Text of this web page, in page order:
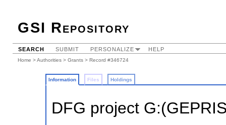
GSI Repository
SEARCH SUBMIT PERSONALIZE HELP
Home >Authorities > Grants > Record #346724
Information Files Holdings
DFG project